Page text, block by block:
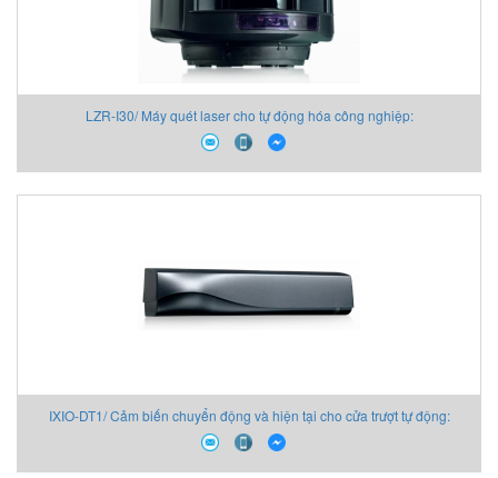
LZR-I30/ Máy quét laser cho tự động hóa công nghiệp:
IXIO-DT1/ Cảm biến chuyển động và hiện tại cho cửa trượt tự động: